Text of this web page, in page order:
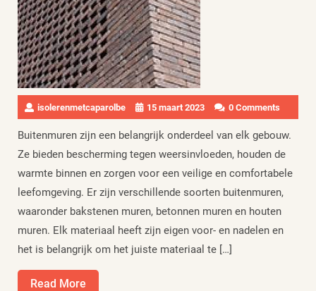
isolerenmetcaparolbe 15 maart 2023 0 Comments
Buitenmuren zijn een belangrijk onderdeel van elk gebouw.
Ze bieden bescherming tegen weersinvloeden, houden de
warmte binnen en zorgen voor een veilige en comfortabele
leefomgeving. Er zijn verschillende soorten buitenmuren,
waaronder bakstenen muren, betonnen muren en houten
muren. Elk materiaal heeft zijn eigen voor- en nadelen en
het is belangrijk om het juiste materiaal te […]
Read More